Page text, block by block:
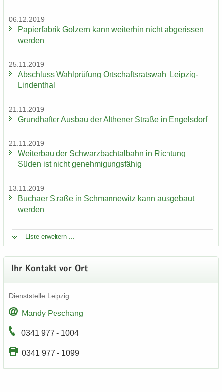
06.12.2019
Pa­pier­fa­brik Golz­ern kann wei­ter­hin nicht ab­ge­ris­sen
wer­den
25.11.2019
Ab­schluss Wahl­prü­fung Ort­schafts­rats­wahl Leipzig-​
Lindenthal
21.11.2019
Grund­haf­ter Aus­bau der Alt­he­ner Stra­ße in En­gels­dorf
21.11.2019
Wei­ter­bau der Schwarz­bach­tal­bahn in Rich­tung
Süden ist nicht ge­neh­mi­gungs­fä­hig
13.11.2019
Bu­ch­a­er Stra­ße in Sch­man­ne­witz kann aus­ge­baut
wer­den
Liste er­wei­tern ...
Ihr Kon­takt vor Ort
Dienst­stel­le Leip­zig
Mandy Peschang
0341 977 - 1004
0341 977 - 1099